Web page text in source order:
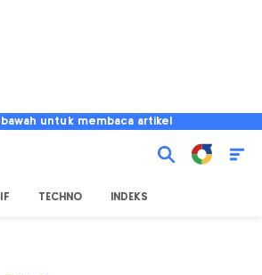
untuk membaca artikel
TECHNO INDEKS